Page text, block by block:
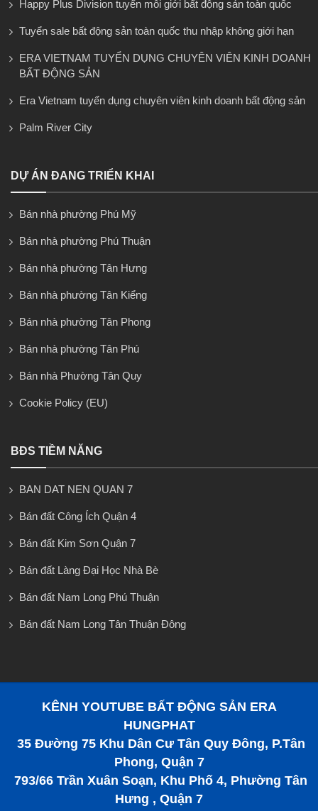
Happy Plus Division tuyển môi giới bất động sản toàn quốc
Tuyển sale bất động sản toàn quốc thu nhập không giới hạn
ERA VIETNAM TUYỂN DỤNG CHUYÊN VIÊN KINH DOANH
BẤT ĐỘNG SẢN
Era Vietnam tuyển dụng chuyên viên kinh doanh bất động sản
Palm River City
DỰ ÁN ĐANG TRIỂN KHAI
Bán nhà phường Phú Mỹ
Bán nhà phường Phú Thuận
Bán nhà phường Tân Hưng
Bán nhà phường Tân Kiểng
Bán nhà phường Tân Phong
Bán nhà phường Tân Phú
Bán nhà Phường Tân Quy
Cookie Policy (EU)
BĐS TIỀM NĂNG
BAN DAT NEN QUAN 7
Bán đất Công Ích Quận 4
Bán đất Kim Sơn Quận 7
Bán đất Làng Đại Học Nhà Bè
Bán đất Nam Long Phú Thuận
Bán đất Nam Long Tân Thuận Đông
KÊNH YOUTUBE BẤT ĐỘNG SẢN ERA
HUNGPHAT
35 Đường 75 Khu Dân Cư Tân Quy Đông, P.Tân
Phong, Quận 7
793/66 Trần Xuân Soạn, Khu Phố 4, Phường Tân
Hưng , Quận 7